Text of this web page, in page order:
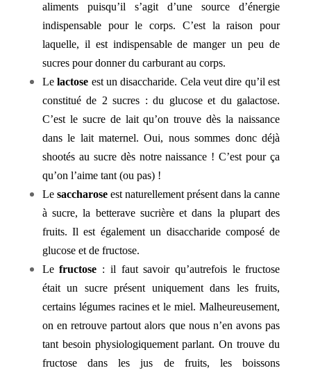
aliments puisqu’il s’agit d’une source d’énergie
indispensable pour le corps. C’est la raison pour
laquelle, il est indispensable de manger un peu de
sucres pour donner du carburant au corps.
Lelactose est un disaccharide. Cela veut dire qu’il est
constitué de 2 sucres : du glucose et du galactose.
C’est le sucre de lait qu’on trouve dès la naissance
dans le lait maternel. Oui, nous sommes donc déjà
shootés au sucre dès notre naissance ! C’est pour ça
qu’on l’aime tant (ou pas) !
Le saccharoseest naturellement présent dans la canne
à sucre, la betterave sucrière et dans la plupart des
fruits. Il est également un disaccharide composé de
glucose et de fructose.
Lefructose : il faut savoir qu’autrefois le fructose
était un sucre présent uniquement dans les fruits,
certains légumes racines et le miel. Malheureusement,
on en retrouve partout alors que nous n’en avons pas
tant besoin physiologiquement parlant. On trouve du
fructose dans les jus de fruits, les boissons